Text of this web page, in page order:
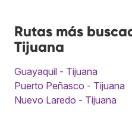
Rutas más
Tijuana
Guayaquil - Tijuana
Puerto Peñasco - Tijuana
Nuevo Laredo - Tijuana